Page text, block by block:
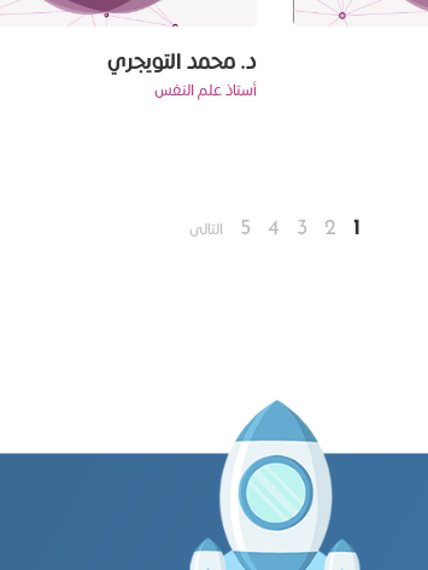
د. محمد التويجري
أستاذ علم النفس
1
2
3
4
5 التالى